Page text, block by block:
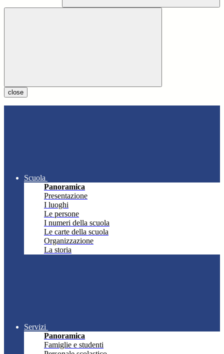
close
Scuola
Panoramica
Presentazione
I luoghi
Le persone
I numeri della scuola
Le carte della scuola
Organizzazione
La storia
Servizi
Panoramica
Famiglie e studenti